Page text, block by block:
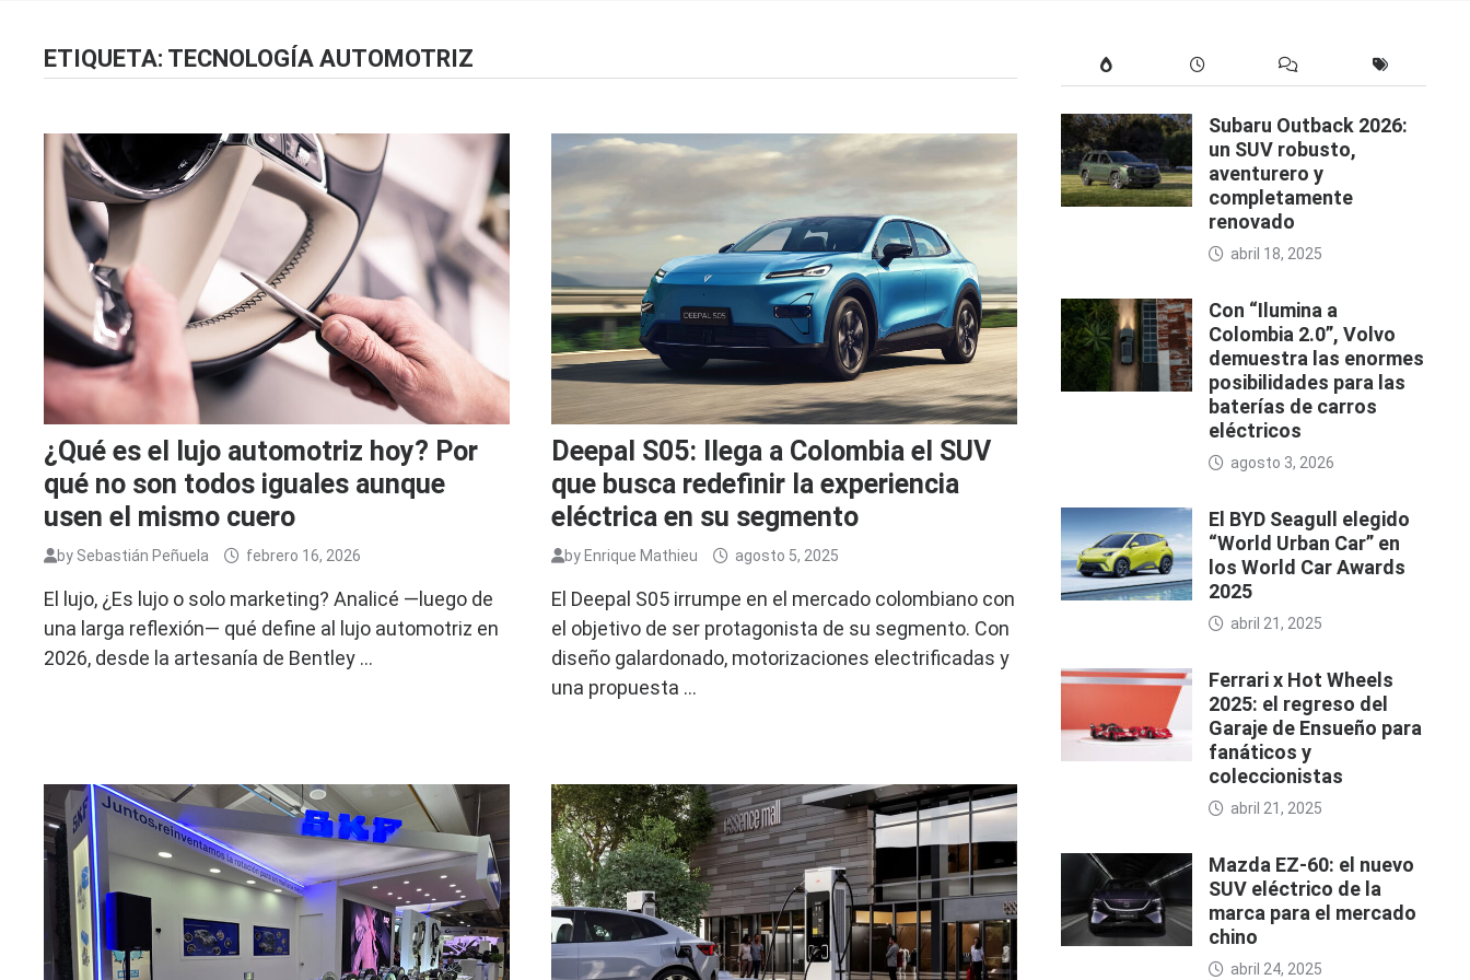
ETIQUETA: TECNOLOGÍA AUTOMOTRIZ
¿Qué es el lujo automotriz hoy? Por
qué no son todos iguales aunque
usen el mismo cuero
by Sebastián Peñuela febrero 16, 2026
El lujo, ¿Es lujo o solo marketing? Analicé —luego de
una larga reflexión— qué define al lujo automotriz en
2026, desde la artesanía de Bentley …
Deepal S05: llega a Colombia el SUV
que busca redefinir la experiencia
eléctrica en su segmento
by Enrique Mathieu agosto 5, 2025
El Deepal S05 irrumpe en el mercado colombiano con
el objetivo de ser protagonista de su segmento. Con
diseño galardonado, motorizaciones electrificadas y
una propuesta …
Subaru Outback 2026:
un SUV robusto,
aventurero y
completamente
renovado
abril 18, 2025
Con “Ilumina a
Colombia 2.0”, Volvo
demuestra las enormes
posibilidades para las
baterías de carros
eléctricos
agosto 3, 2026
El BYD Seagull elegido
“World Urban Car” en
los World Car Awards
2025
abril 21, 2025
Ferrari x Hot Wheels
2025: el regreso del
Garaje de Ensueño para
fanáticos y
coleccionistas
abril 21, 2025
Mazda EZ-60: el nuevo
SUV eléctrico de la
marca para el mercado
chino
abril 24, 2025